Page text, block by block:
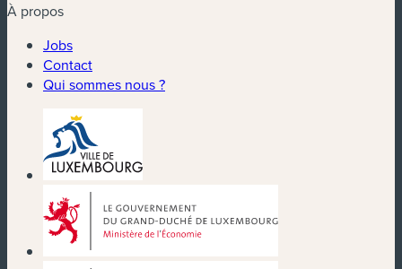
À propos
Jobs
Contact
Qui sommes nous ?